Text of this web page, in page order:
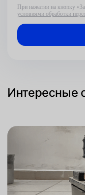
При нажатии на кнопку
условиями обработки
Интересные